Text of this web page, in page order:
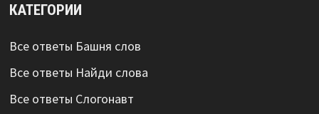
КАТЕГОРИИ
Все ответы Башня слов
Все ответы Найди слова
Все ответы Слогонавт